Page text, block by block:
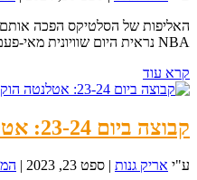
האליפות של הסלטיקס הפכה
NBA נראית היום שוויונית מאי-פעם. אל הכוכבים...
קרא עוד
קבוצה ביום 23-24: אטלנטה הוקס
ע"י אריק גנות | ספט 23, 2023 |